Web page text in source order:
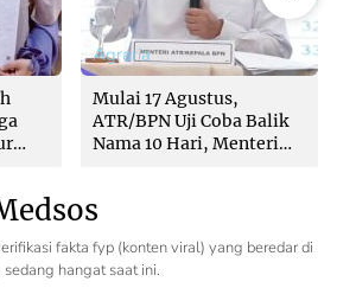
Agraria
Mulai 17 Agustus,
ATR/BPN Uji Coba Balik
Nama 10 Hari, Menteri
fakta fyp (konten viral) yang beredar di
hangat saat ini.